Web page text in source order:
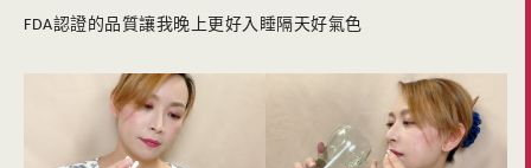
FDA認證的品質讓我晚上更好入睡隔天好氣色